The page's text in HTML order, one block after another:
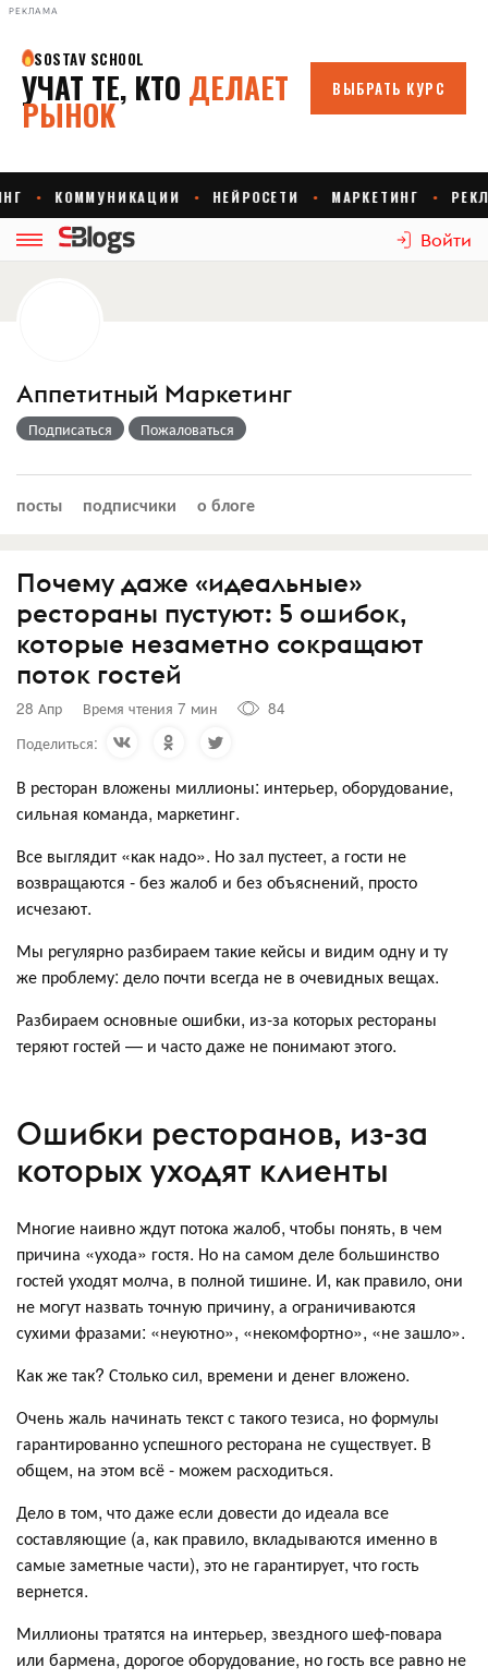
РЕКЛАМА
Войти
Аппетитный Маркетинг
Подписаться Пожаловаться
посты подписчики о блоге
Почему даже «идеальные»
рестораны пустуют: 5 ошибок,
которые незаметно сокращают
поток гостей
28 Апр Время чтения 7 мин
84
Поделиться:
В ресторан вложены миллионы: интерьер, оборудование,
сильная команда, маркетинг.
Все выглядит «как надо». Но зал пустеет, а гости не
возвращаются - без жалоб и без объяснений, просто
исчезают.
Мы регулярно разбираем такие кейсы и видим одну и ту
же проблему: дело почти всегда не в очевидных вещах.
Разбираем основные ошибки, из-за которых рестораны
теряют гостей — и часто даже не понимают этого.
Ошибки ресторанов, из-за
которых уходят клиенты
Многие наивно ждут потока жалоб, чтобы понять, в чем
причина «ухода» гостя. Но на самом деле большинство
гостей уходят молча, в полной тишине. И, как правило, они
не могут назвать точную причину, а ограничиваются
сухими фразами: «неуютно», «некомфортно», «не зашло».
Как же так? Столько сил, времени и денег вложено.
Очень жаль начинать текст с такого тезиса, но формулы
гарантированно успешного ресторана не существует. В
общем, на этом всё - можем расходиться.
Дело в том, что даже если довести до идеала все
составляющие (а, как правило, вкладываются именно в
самые заметные части), это не гарантирует, что гость
вернется.
Миллионы тратятся на интерьер, звездного шеф-повара
или бармена, дорогое оборудование, но гость все равно не